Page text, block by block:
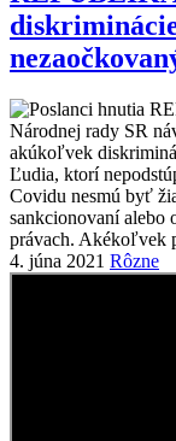
4. júna 2021 Rôzne